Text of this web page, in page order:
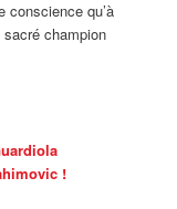
conscience qu’à
champion
!